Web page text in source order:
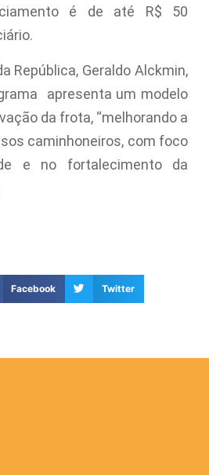
é de até R$ 50
República, Geraldo Alckmin,
apresenta um modelo
da frota, “melhorando a
caminhoneiros, com foco
e no fortalecimento da
Facebook Twitter